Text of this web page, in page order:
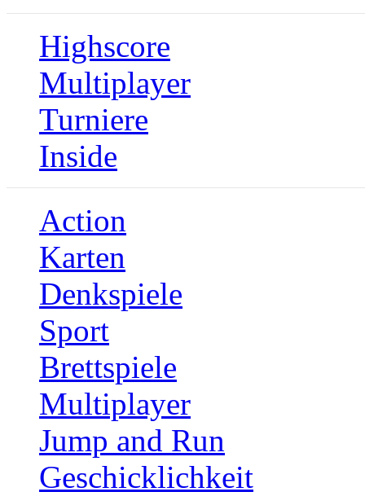
Highscore
Multiplayer
Turniere
Inside
Action
Karten
Denkspiele
Sport
Brettspiele
Multiplayer
Jump and Run
Geschicklichkeit